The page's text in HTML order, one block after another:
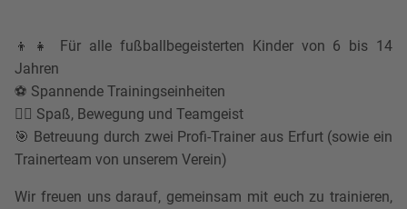
👦👧 Für alle fußballbegeisterten Kinder von 6 bis 14
Jahren
⚽ Spannende Trainingseinheiten
🏃‍♂️ Spaß, Bewegung und Teamgeist
🎯 Betreuung durch zwei Profi-Trainer aus Erfurt (sowie ein
Trainerteam von unserem Verein)
Wir freuen uns darauf, gemeinsam mit euch zu trainieren,